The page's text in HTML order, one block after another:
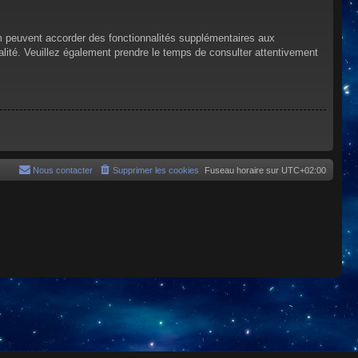
accorder des fonctionnalités supplémentaires aux
Veuillez également prendre le temps de consulter attentivement
Fuseau horaire sur UTC+02:00
Supprimer les cookies
Nous contacter